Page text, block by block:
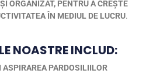
ORGANIZAT, PENTRU A CREȘTE
ÎN MEDIUL DE LUCRU.
NOASTRE INCLUD:
ASPIRAREA PARDOSILIILOR